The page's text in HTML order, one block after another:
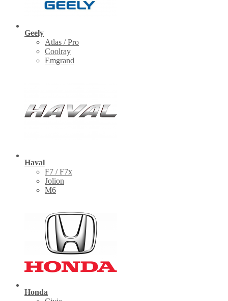
Geely
Atlas / Pro
Coolray
Emgrand
Haval
F7 / F7x
Jolion
M6
Honda